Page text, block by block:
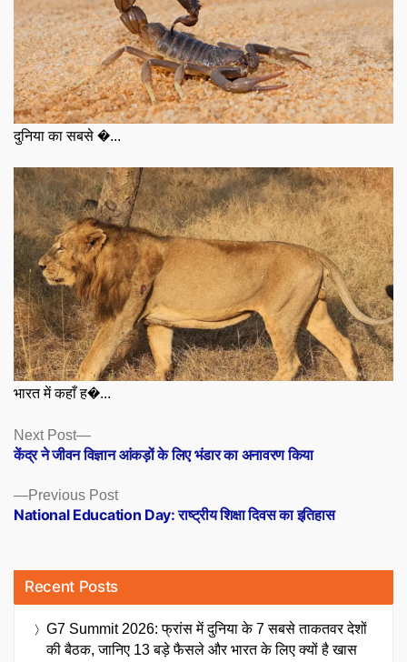
दुनिया का सबसे �...
भारत में कहाँ ह�...
Posts
navigation
Previous PostPrevious
post:
National Education Day: राष्ट्रीय शिक्षा दिवस का इतिहास
Next Post
Next
post:
केंद्र ने जीवन विज्ञान आंकड़ों के लिए भंडार का अनावरण किया
Recent Posts
G7 Summit 2026: फ्रांस में दुनिया के 7 सबसे ताकतवर देशों
की बैठक, जानिए 13 बड़े फैसले और भारत के लिए क्यों है खास